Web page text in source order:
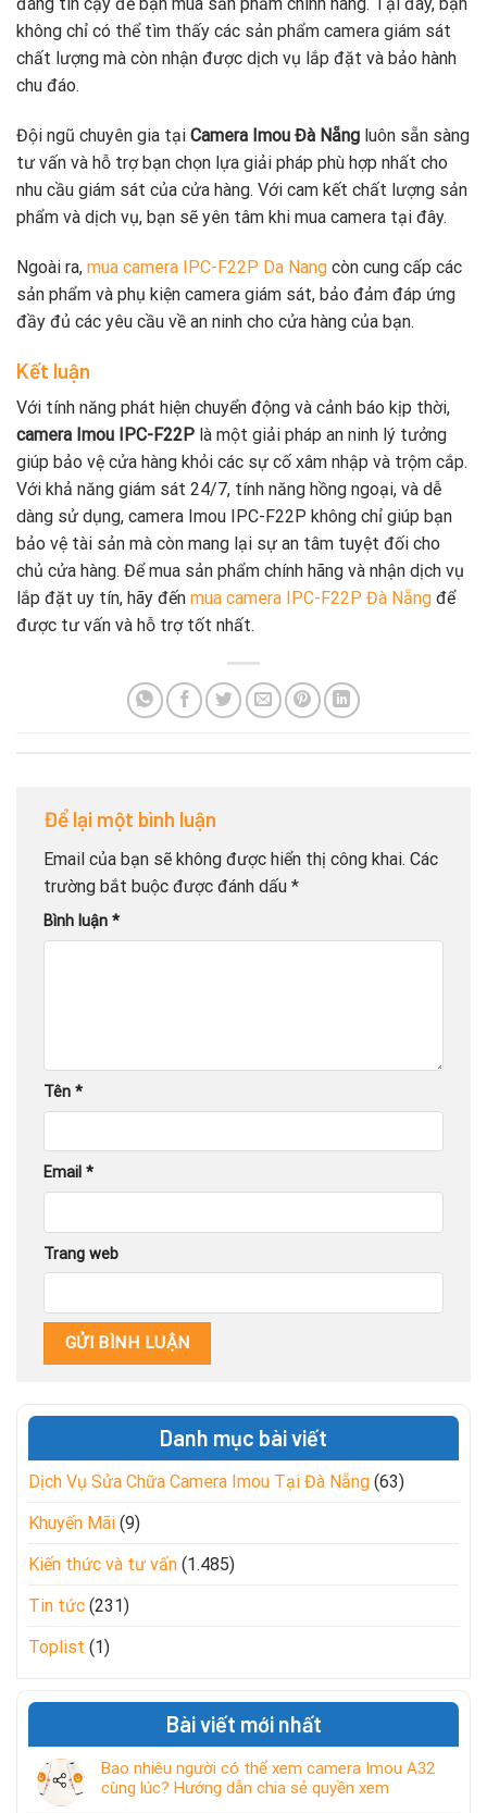
không chỉ có thể tìm thấy các sản phẩm camera giám sát
chất lượng mà còn nhận được dịch vụ lắp đặt và bảo hành
chu đáo.
Đội ngũ chuyên gia tại Camera Imou Đà Nẵng luôn sẵn sàng
tư vấn và hỗ trợ bạn chọn lựa giải pháp phù hợp nhất cho
nhu cầu giám sát của cửa hàng. Với cam kết chất lượng sản
phẩm và dịch vụ, bạn sẽ yên tâm khi mua camera tại đây.
Ngoài ra, mua camera IPC-F22P Da Nang còn cung cấp các
sản phẩm và phụ kiện camera giám sát, bảo đảm đáp ứng
đầy đủ các yêu cầu về an ninh cho cửa hàng của bạn.
Kết luận
Với tính năng phát hiện chuyển động và cảnh báo kịp thời,
camera Imou IPC-F22P là một giải pháp an ninh lý tưởng
giúp bảo vệ cửa hàng khỏi các sự cố xâm nhập và trộm cắp.
Với khả năng giám sát 24/7, tính năng hồng ngoại, và dễ
dàng sử dụng, camera Imou IPC-F22P không chỉ giúp bạn
bảo vệ tài sản mà còn mang lại sự an tâm tuyệt đối cho
chủ cửa hàng. Để mua sản phẩm chính hãng và nhận dịch vụ
lắp đặt uy tín, hãy đến mua camera IPC-F22P Đà Nẵng để
được tư vấn và hỗ trợ tốt nhất.
Để lại một bình luận
Email của bạn sẽ không được hiển thị công khai. Các
trường bắt buộc được đánh dấu *
Bình luận *
Tên *
Email *
Trang web
Danh mục bài viết
Dịch Vụ Sửa Chữa Camera Imou Tại Đà Nẵng (63)
Khuyến Mãi (9)
Kiến thức và tư vấn (1.485)
Tin tức (231)
Toplist (1)
Bài viết mới nhất
Bao nhiêu người có thể xem camera Imou A32
cùng lúc? Hướng dẫn chia sẻ quyền xem